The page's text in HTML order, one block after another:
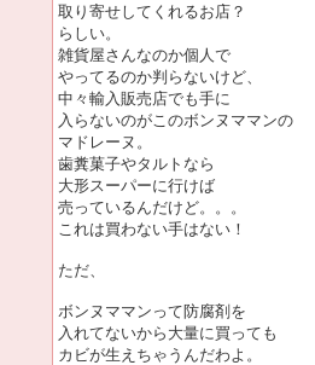
取り寄せしてくれるお店？
らしい。
雑貨屋さんなのか個人で
やってるのか判らないけど、
中々輸入販売店でも手に
入らないのがこのボンヌママンの
マドレーヌ。
歯糞菓子やタルトなら
大形スーパーに行けば
売っているんだけど。。。
これは買わない手はない！
ただ、
ボンヌママンって防腐剤を
入れてないから大量に買っても
カビが生えちゃうんだわよ。